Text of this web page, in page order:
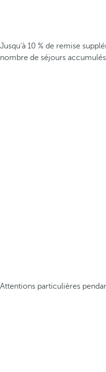
Jusqu’à 10 % de remise
nombre de séjours accumulés
Attentions particulières